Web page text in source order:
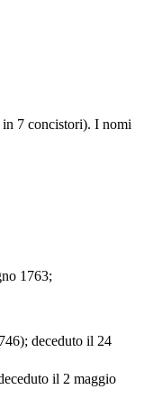
7 concistori). I nomi
1763;
deceduto il 24
il 2 maggio